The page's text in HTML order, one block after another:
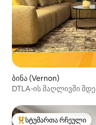
ბინა (Vernon)
DTLA‑ის მაღლივში
სტუმართა რჩეული